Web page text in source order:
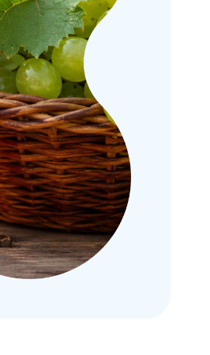
Подбор очковой
коррекции
50 часов 45 000 ₽
Практика подбора
ортокератологических
линз (ОКЛ)
16 часов 50 000 ₽